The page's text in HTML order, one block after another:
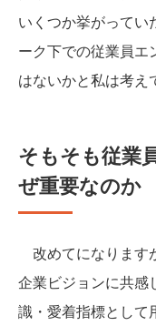
いくつか挙がってい
ーク下での従業員エ
はないかと私は考え
そもそも従業
ぜ重要なのか
改めてになります
企業ビジョンに共感
識・愛着指標として